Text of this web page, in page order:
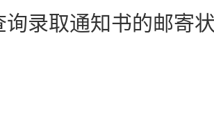
询录取通知书的邮寄